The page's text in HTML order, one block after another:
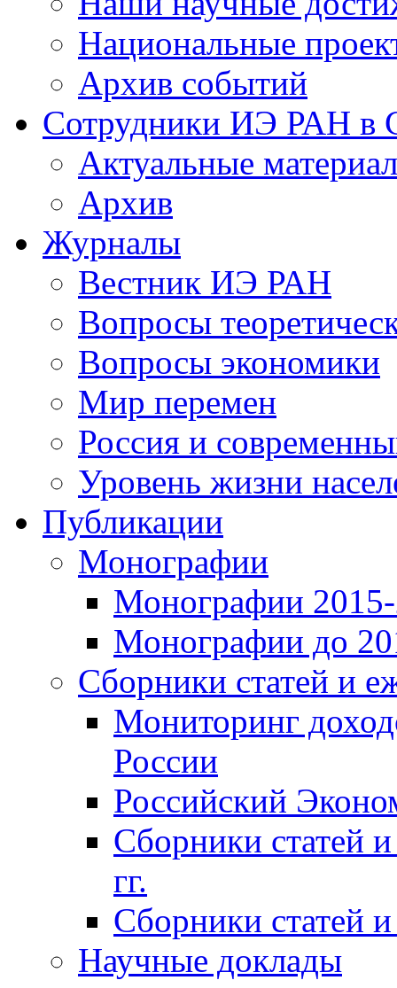
Национальные
Архив событий
Сотрудники ИЭ РАН
Актуальные
Архив
Журналы
Вестник ИЭ РАН
Вопросы
Вопросы экономики
Мир перемен
Россия и
Уровень жизни
Публикации
Монографии
Монографии 2015-
Монографии до
Сборники статей и
Мониторинг
России
Российский
Сборники статей
гг.
Сборники статей
Научные доклады